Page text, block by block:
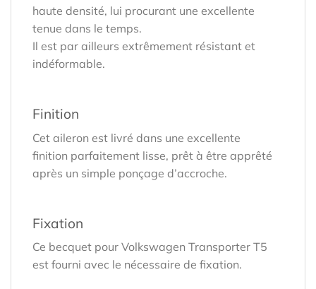
haute densité, lui procurant une excellente
tenue dans le temps.
Il est par ailleurs extrêmement résistant et
indéformable.
Finition
Cet aileron est livré dans une excellente
finition parfaitement lisse, prêt à être apprêté
après un simple ponçage d’accroche.
Fixation
Ce becquet pour Volkswagen Transporter T5
est fourni avec le nécessaire de fixation.